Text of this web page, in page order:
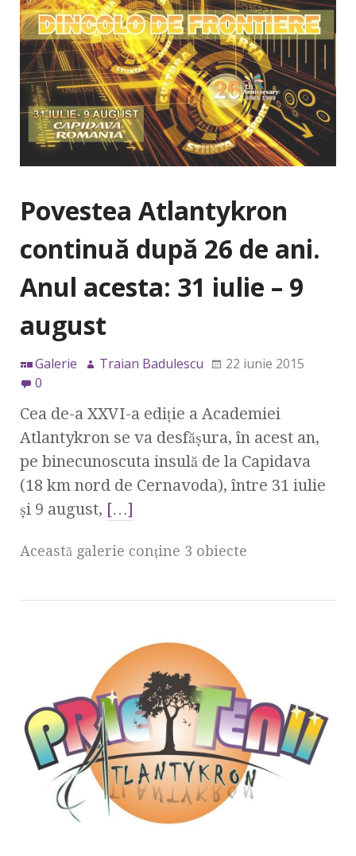
Povestea Atlantykron
continuă după 26 de ani.
Anul acesta: 31 iulie – 9
august
Galerie Traian Badulescu
22 iunie 2015
0
Cea de-a XXVI-a ediţie a Academiei
Atlantykron se va desfăşura, în acest an,
pe binecunoscuta insulă de la Capidava
(18 km nord de Cernavoda), între 31 iulie
şi 9 august, […]
Această galerie conţine 3 obiecte